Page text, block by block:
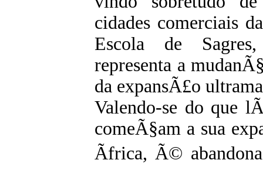
cidades comerciais
Escola de Sagres,
representa a
da expansÃ£o
Valendo-se do que
comeÃ§am a sua
Ãfrica, Ã©